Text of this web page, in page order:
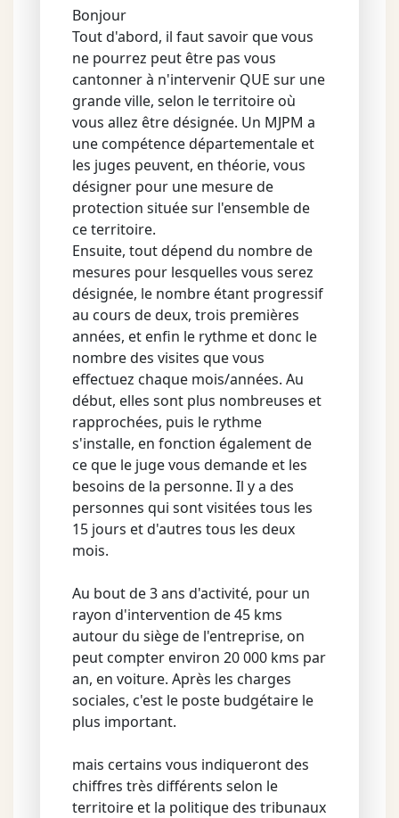
Bonjour
Tout d'abord, il faut savoir que vous
ne pourrez peut être pas vous
cantonner à n'intervenir QUE sur une
grande ville, selon le territoire où
vous allez être désignée. Un MJPM a
une compétence départementale et
les juges peuvent, en théorie, vous
désigner pour une mesure de
protection située sur l'ensemble de
ce territoire.
Ensuite, tout dépend du nombre de
mesures pour lesquelles vous serez
désignée, le nombre étant progressif
au cours de deux, trois premières
années, et enfin le rythme et donc le
nombre des visites que vous
effectuez chaque mois/années. Au
début, elles sont plus nombreuses et
rapprochées, puis le rythme
s'installe, en fonction également de
ce que le juge vous demande et les
besoins de la personne. Il y a des
personnes qui sont visitées tous les
15 jours et d'autres tous les deux
mois.
Au bout de 3 ans d'activité, pour un
rayon d'intervention de 45 kms
autour du siège de l'entreprise, on
peut compter environ 20 000 kms par
an, en voiture. Après les charges
sociales, c'est le poste budgétaire le
plus important.
mais certains vous indiqueront des
chiffres très différents selon le
territoire et la politique des tribunaux